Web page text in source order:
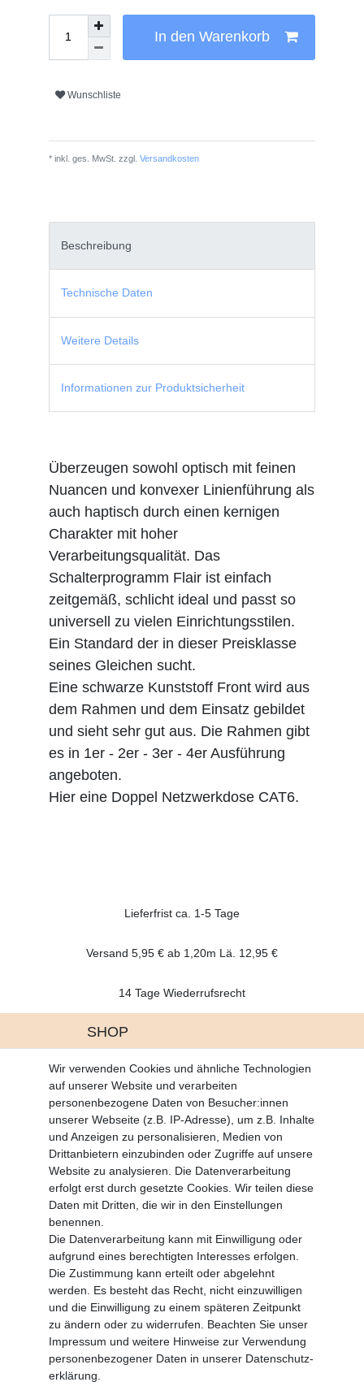
In den Warenkorb
Wunschliste
* inkl. ges. MwSt. zzgl. Versandkosten
Beschreibung
Technische Daten
Weitere Details
Informationen zur Produktsicherheit
Überzeugen sowohl optisch mit feinen
Nuancen und konvexer Linienführung als
auch haptisch durch einen kernigen
Charakter mit hoher
Verarbeitungsqualität. Das
Schalterprogramm Flair ist einfach
zeitgemäß, schlicht ideal und passt so
universell zu vielen Einrichtungsstilen.
Ein Standard der in dieser Preisklasse
seines Gleichen sucht.
Eine schwarze Kunststoff Front wird aus
dem Rahmen und dem Einsatz gebildet
und sieht sehr gut aus. Die Rahmen gibt
es in 1er - 2er - 3er - 4er Ausführung
angeboten.
Hier eine Doppel Netzwerkdose CAT6.
Lieferfrist ca. 1-5 Tage
Versand 5,95 € ab 1,20m Lä. 12,95 €
14 Tage Wiederrufsrecht
SHOP
Battrerie Gesetz
Fragen und Antworten
Zahlungsarten
MEIN KONTO
Altgeräte Verordnung
Login
Registrieren
Vertrag widerrufen
SERVICE
Info Material als PDF
Versand
Rückrufe
Galerie
Wir verwenden Cookies und ähnliche Technologien
auf unserer Website und verarbeiten
personenbezogene Daten von Besucher:innen
unserer Webseite (z.B. IP-Adresse), um z.B. Inhalte
und Anzeigen zu personalisieren, Medien von
Drittanbietern einzubinden oder Zugriffe auf unsere
Website zu analysieren. Die Datenverarbeitung
erfolgt erst durch gesetzte Cookies. Wir teilen diese
Daten mit Dritten, die wir in den Einstellungen
benennen.
Die Datenverarbeitung kann mit Einwilligung oder
aufgrund eines berechtigten Interesses erfolgen.
Die Zustimmung kann erteilt oder abgelehnt
werden. Es besteht das Recht, nicht einzuwilligen
und die Einwilligung zu einem späteren Zeitpunkt
zu ändern oder zu widerrufen. Beachten Sie unser
Impressum und weitere Hinweise zur Verwendung
personenbezogener Daten in unserer Daten­schutz­
erklärung